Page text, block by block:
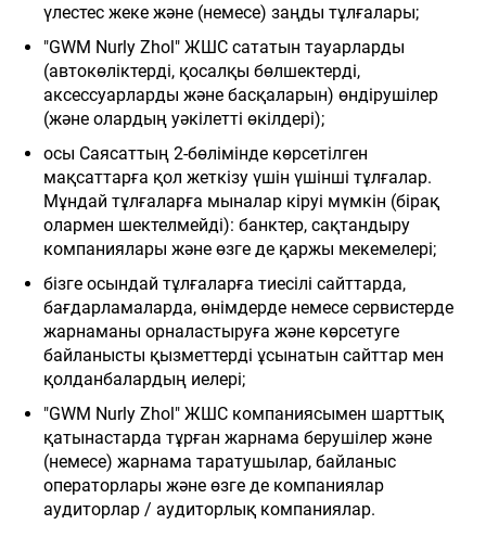
үлестес жеке және (немесе) заңды тұлғалары;
"GWM Nurly Zhol" ЖШС сататын тауарларды
(автокөліктерді, қосалқы бөлшектерді,
аксессуарларды және басқаларын) өндірушілер
(және олардың уәкілетті өкілдері);
осы Саясаттың 2-бөлімінде көрсетілген
мақсаттарға қол жеткізу үшін үшінші тұлғалар.
Мұндай тұлғаларға мыналар кіруі мүмкін (бірақ
олармен шектелмейді): банктер, сақтандыру
компаниялары және өзге де қаржы мекемелері;
бізге осындай тұлғаларға тиесілі сайттарда,
бағдарламаларда, өнімдерде немесе сервистерде
жарнаманы орналастыруға және көрсетуге
байланысты қызметтерді ұсынатын сайттар мен
қолданбалардың иелері;
"GWM Nurly Zhol" ЖШС компаниясымен шарттық
қатынастарда тұрған жарнама берушілер және
(немесе) жарнама таратушылар, байланыс
операторлары және өзге де компаниялар
аудиторлар / аудиторлық компаниялар.